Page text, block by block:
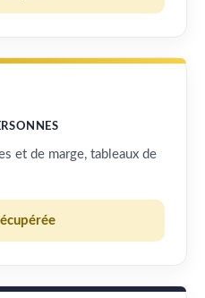
et de marge, tableaux de